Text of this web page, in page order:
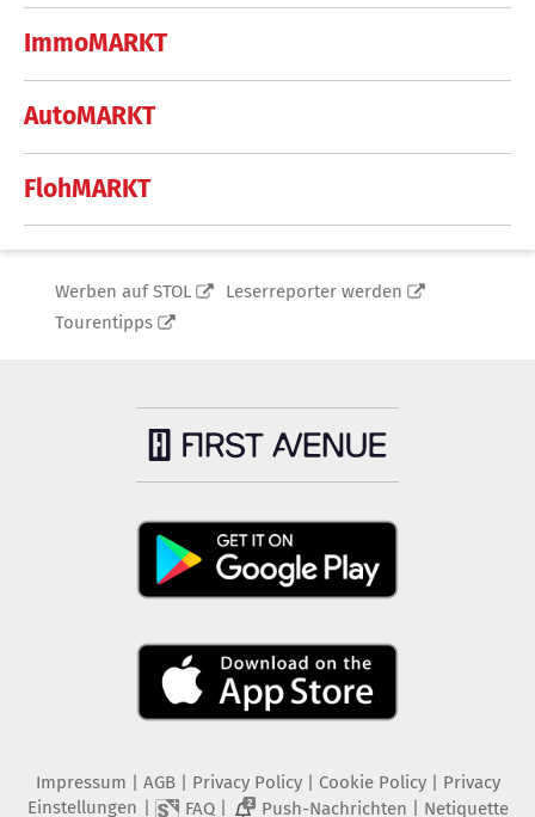
ImmoMARKT
AutoMARKT
FlohMARKT
Werben auf STOL
Leserreporter werden
Tourentipps
Impressum AGB Privacy Policy| Cookie Policy| Privacy
Einstellungen
FAQ| 2 Push-Nachrichten Netiquette